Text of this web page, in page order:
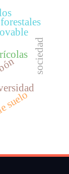
sociedad